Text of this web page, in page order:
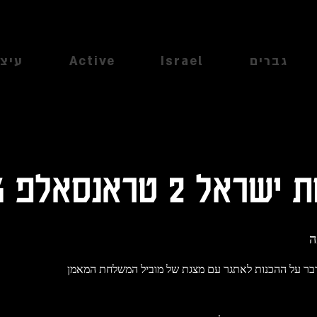
גברים Israel
Active
2023
על ההכנות לאתגר עם מצגת של מוביל המשלחת המאמן